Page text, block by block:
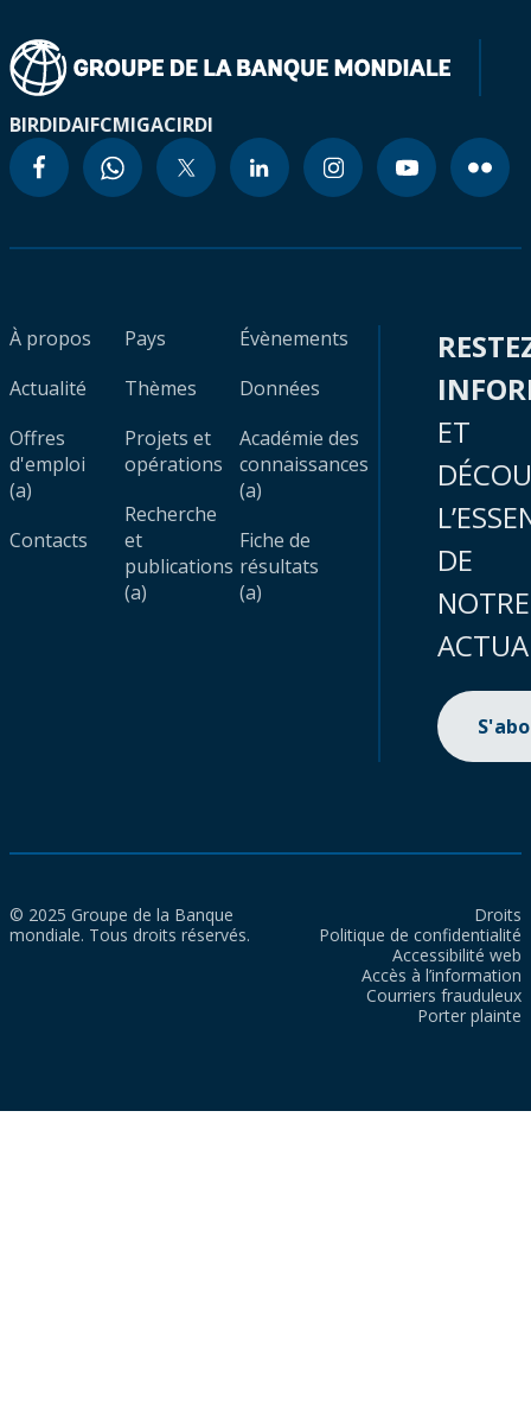
BIRDIDAIFCMIGACIRDI
À propos
Actualité
Offres
d'emploi
(a)
Contacts
Pays
Thèmes
Projets et
opérations
Recherche
et
publications
(a)
Évènements
Données
Académie des
connaissances
(a)
Fiche de
résultats
(a)
ET
DE
NOTRE
© 2025 Groupe de la Banque
mondiale. Tous droits réservés.
Droits
Politique de confidentialité
Accessibilité web
Accès à l’information
Courriers frauduleux
Porter plainte